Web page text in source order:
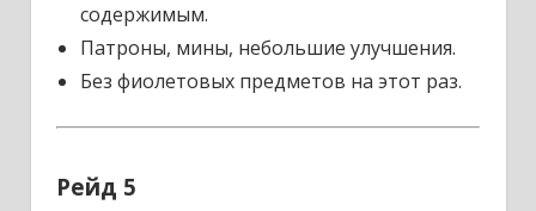
содержимым.
Патроны, мины, небольшие улучшения.
Без фиолетовых предметов на этот раз.
Рейд 5